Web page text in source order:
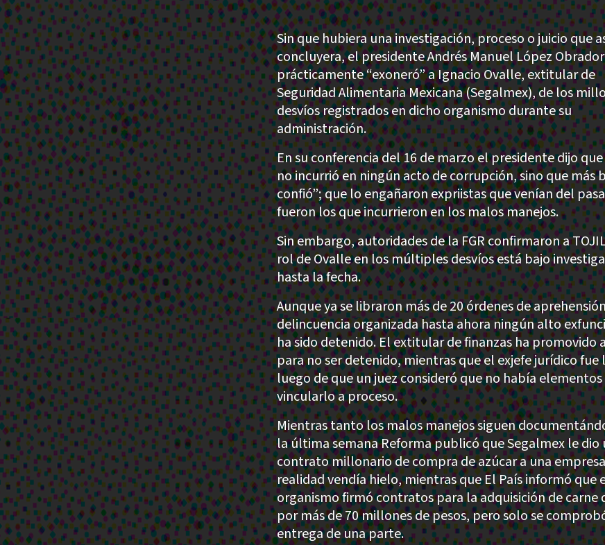
Sin que hubiera una investigación, proceso o juicio que
concluyera, el presidente Andrés Manuel López Obrador
prácticamente “exoneró” a Ignacio Ovalle, extitular de
Seguridad Alimentaria Mexicana (Segalmex), de los
desvíos registrados en dicho organismo durante su
administración.
En su conferencia del 16 de marzo el presidente dijo
no incurrió en ningún acto de corrupción, sino que más
confió”; que lo engañaron expriistas que venían del
fueron los que incurrieron en los malos manejos.
Sin embargo, autoridades de la FGR confirmaron a
rol de Ovalle en los múltiples desvíos está bajo
hasta la fecha.
Aunque ya se libraron más de 20 órdenes de
delincuencia organizada hasta ahora ningún alto
ha sido detenido. El extitular de finanzas ha promovido
para no ser detenido, mientras que el exjefe jurídico fue
luego de que un juez consideró que no había
vincularlo a proceso.
Mientras tanto los malos manejos siguen
la última semana Reforma publicó que Segalmex le dio
contrato millonario de compra de azúcar a una
realidad vendía hielo, mientras que El País informó que
organismo firmó contratos para la adquisición de carne
por más de 70 millones de pesos, pero solo se
entrega de una parte.